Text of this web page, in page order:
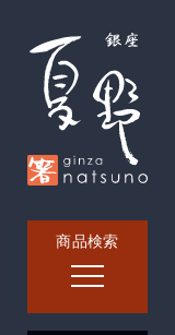
商品検索